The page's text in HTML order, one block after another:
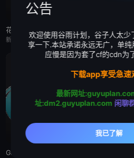
更新至4集
花织即使是转生也想打架
新垣樽助,福山润,関根明良,星希成奏,上田瞳,徳井青空,稗田寧々,高桥李依,五十嵐裕美,伊藤彩沙,日笠阳子,内田真礼,古木のぞみ,大井麻利衣,福嶋晴菜,水森ちこ,后藤彩佐,华成结,春海百乃,铃木日菜,原凉歌,海野水玉,大塚明夫,真野恭辅,神谷浩史,斎藤千和,古木のぞみ,大井麻利衣,浅见香月,原凉歌,柳晃平
缎带骑士
原创
更新至5
公告
欢迎使用谷雨计划，谷子人太少
享一下.本站承诺永远无广，单
应慢是因为套了cf的cdn为
下载app享受急速
最新网址
址:dm2.guyuplan.com 闲聊